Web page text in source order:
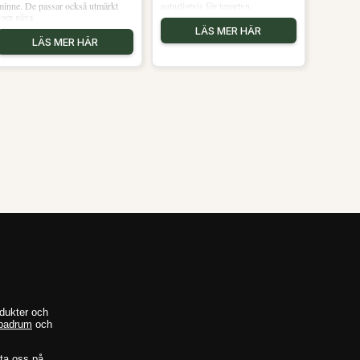
De passar också utmärkt
som gåva.
LÄS MER HÄR
naturligtvis för tepartyn.
LÄS MER HÄR
och
badrum och